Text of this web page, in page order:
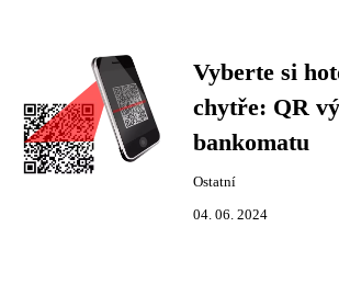
Vyberte si
chytře: QR
bankomatu
Ostatní
04. 06. 2024